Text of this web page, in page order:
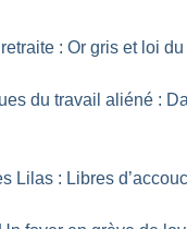
: Or gris et loi
du travail aliéné :
Lilas : Libres